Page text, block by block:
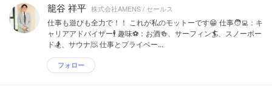
籠谷 祥平 株式会社AMENS / セールス
仕事も遊びも全力で！！ これが私のモットーです😁 仕事🧑‍💻：キ
ャリアアドバイザー🕴 趣味⚽️：お酒🍻、サーフィン🏄、スノーボー
ド🏂、サウナ🧖 仕事とプライベー...
フォロー